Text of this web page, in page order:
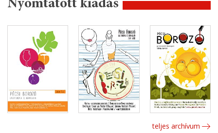
Nyomtatott kiadás
teljes archívum